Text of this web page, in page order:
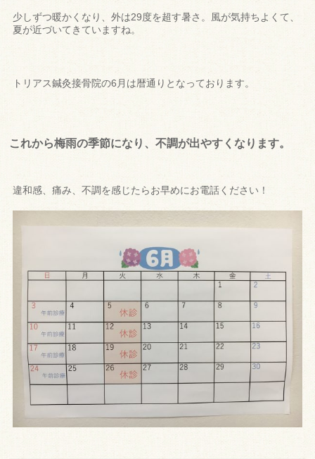
少しずつ暖かくなり、外は29度を超す暑さ。風が気持ちよくて、
夏が近づいてきていますね。
トリアス鍼灸接骨院の6月は暦通りとなっております。
これから梅雨の季節になり、不調が出やすくなります。
違和感、痛み、不調を感じたらお早めにお電話ください！